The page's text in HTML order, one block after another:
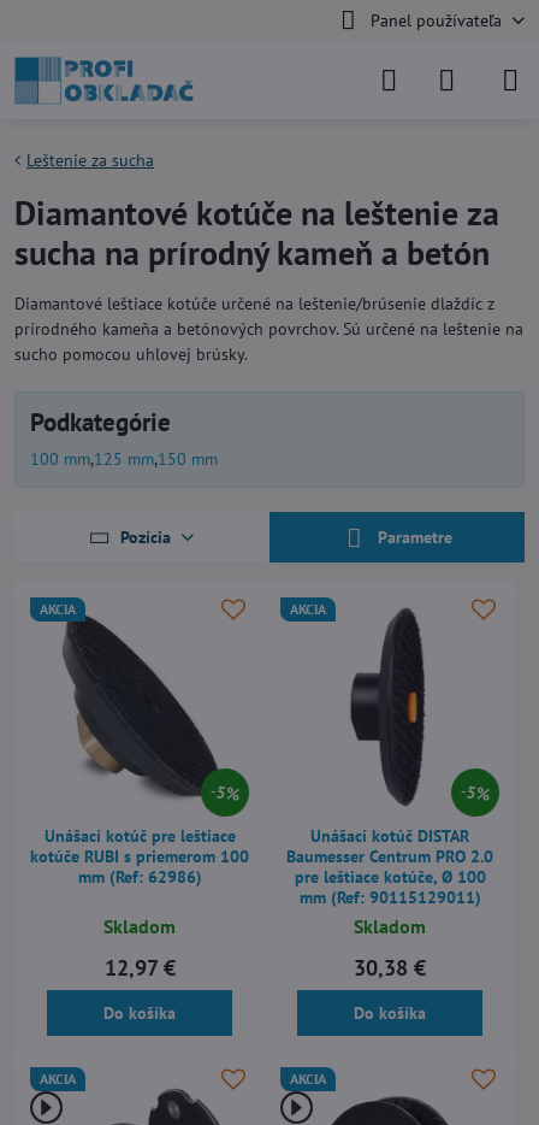
Panel používateľa
Leštenie za sucha
Diamantové kotúče na leštenie za
sucha na prírodný kameň a betón
Diamantové leštiace kotúče určené na leštenie/brúsenie dlaždíc z
prírodného kameňa a betónových povrchov. Sú určené na leštenie na
sucho pomocou uhlovej brúsky.
Podkategórie
100 mm 125 mm 150 mm
Pozícia Parametre
5%
AKCIA
Unášací kotúč pre leštiace
kotúče RUBI s priemerom 100
mm (Ref: 62986)
Skladom
12,97 €
Do košíka
5%
AKCIA
Unášací kotúč DISTAR
Baumesser Centrum PRO 2.0
pre leštiace kotúče, Ø 100
mm (Ref: 90115129011)
Skladom
30,38 €
Do košíka
AKCIA AKCIA